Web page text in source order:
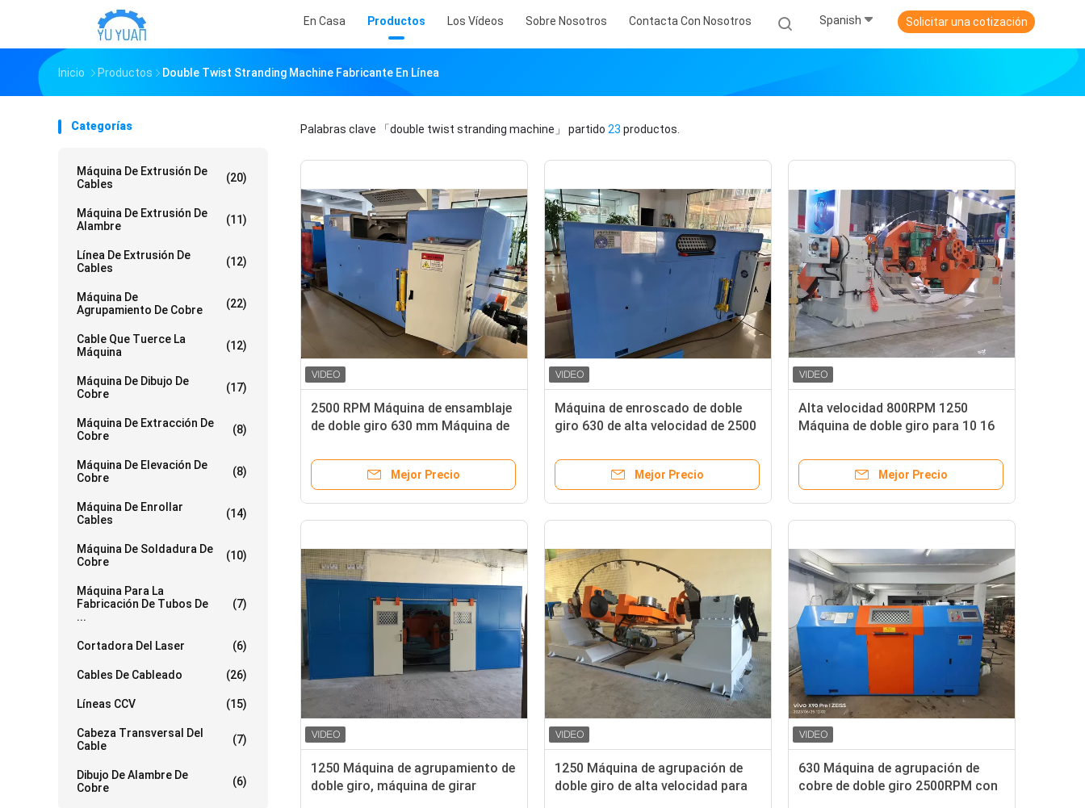
En Casa Productos Los Vídeos Sobre Nosotros Contacta Con Nosotros Spanish Solicitar una cotización
Inicio Productos Double Twist Stranding Machine Fabricante En Línea
Categorías
Máquina De Extrusión De
Cables
(20)
Máquina De Extrusión De
Alambre
(11)
Línea De Extrusión De
Cables
(12)
Máquina De
Agrupamiento De Cobre
(22)
Cable Que Tuerce La
Máquina
(12)
Máquina De Dibujo De
Cobre
(17)
Máquina De Extracción De
Cobre
(8)
Máquina De Elevación De
Cobre
(8)
Máquina De Enrollar
Cables
(14)
Máquina De Soldadura De
Cobre
(10)
Máquina Para La
Fabricación De Tubos De
...
(7)
Cortadora Del Laser (6)
Cables De Cableado (26)
Líneas CCV (15)
Cabeza Transversal Del
Cable
(7)
Dibujo De Alambre De
Cobre
(6)
Palabras clave 「double twist stranding machine」 partido 23 productos.
2500 RPM Máquina de ensamblaje
de doble giro 630 mm Máquina de
Mejor Precio
Máquina de enroscado de doble
giro 630 de alta velocidad de 2500
Mejor Precio
Alta velocidad 800RPM 1250
Máquina de doble giro para 10 16
Mejor Precio
1250 Máquina de agrupamiento de
doble giro, máquina de girar
1250 Máquina de agrupación de
doble giro de alta velocidad para
630 Máquina de agrupación de
cobre de doble giro 2500RPM con